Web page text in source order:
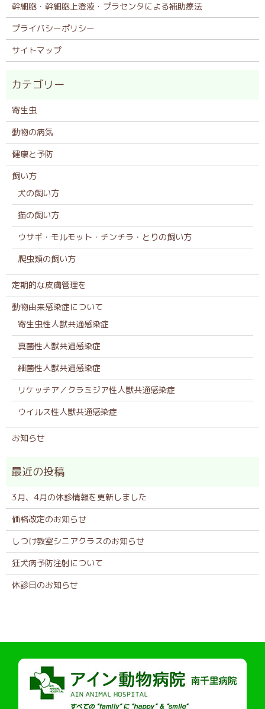
幹細胞・幹細胞上澄液・プラセンタによる補助療法
プライバシーポリシー
サイトマップ
寄生虫
動物の病気
健康と予防
飼い方
犬の飼い方
猫の飼い方
ウサギ・モルモット・チンチラ・とりの飼い方
爬虫類の飼い方
定期的な皮膚管理を
動物由来感染症について
寄生虫性人獣共通感染症
真菌性人獣共通感染症
細菌性人獣共通感染症
リケッチア／クラミジア性人獣共通感染症
ウイルス性人獣共通感染症
お知らせ
3月、4月の休診情報を更新しました
価格改定のお知らせ
しつけ教室シニアクラスのお知らせ
狂犬病予防注射について
休診日のお知らせ